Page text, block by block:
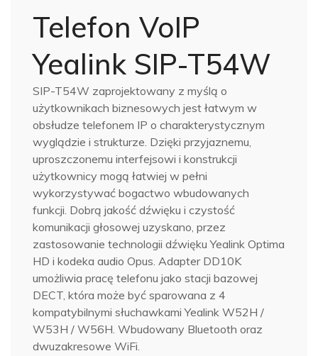
Telefon VoIP
Yealink SIP-T54W
SIP-T54W zaprojektowany z myślą o
użytkownikach biznesowych jest łatwym w
obsłudze telefonem IP o charakterystycznym
wyglądzie i strukturze. Dzięki przyjaznemu,
uproszczonemu interfejsowi i konstrukcji
użytkownicy mogą łatwiej w pełni
wykorzystywać bogactwo wbudowanych
funkcji. Dobrą jakość dźwięku i czystość
komunikacji głosowej uzyskano, przez
zastosowanie technologii dźwięku Yealink Optima
HD i kodeka audio Opus. Adapter DD10K
umożliwia pracę telefonu jako stacji bazowej
DECT, która może być sparowana z 4
kompatybilnymi słuchawkami Yealink W52H /
W53H / W56H. Wbudowany Bluetooth oraz
dwuzakresowe WiFi.